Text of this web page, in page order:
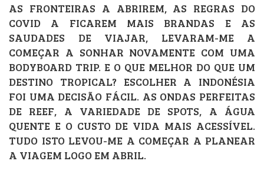
AS FRONTEIRAS A ABRIREM, AS REGRAS DO
COVID A FICAREM MAIS BRANDAS E AS
SAUDADES DE VIAJAR, LEVARAM-ME A
COMEÇAR A SONHAR NOVAMENTE COM UMA
BODYBOARD TRIP. E O QUE MELHOR DO QUE UM
DESTINO TROPICAL? ESCOLHER A INDONÉSIA
FOI UMA DECISÃO FÁCIL. AS ONDAS PERFEITAS
DE REEF, A VARIEDADE DE SPOTS, A ÁGUA
QUENTE E O CUSTO DE VIDA MAIS ACESSÍVEL.
TUDO ISTO LEVOU-ME A COMEÇAR A PLANEAR
A VIAGEM LOGO EM ABRIL.